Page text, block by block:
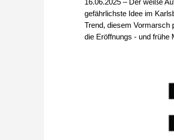
gefährlichste Idee im
Trend, diesem Vormarsch
die Eröffnungs - und frühe